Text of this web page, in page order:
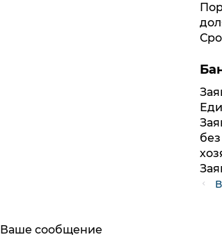
Заказ обратного звонка
Ваше сообщение